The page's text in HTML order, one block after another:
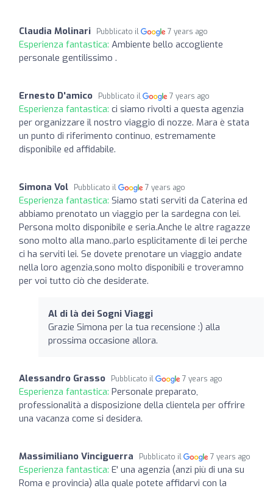
Claudia Molinari Pubblicato il 7 years ago
Esperienza fantastica: Ambiente bello accogliente
personale gentilissimo .
Ernesto D'amico Pubblicato il 7 years ago
Esperienza fantastica: ci siamo rivolti a questa agenzia
per organizzare il nostro viaggio di nozze. Mara è stata
un punto di riferimento continuo, estremamente
disponibile ed affidabile.
Simona Vol Pubblicato il 7 years ago
Esperienza fantastica: Siamo stati serviti da Caterina ed
abbiamo prenotato un viaggio per la sardegna con lei.
Persona molto disponibile e seria.Anche le altre ragazze
sono molto alla mano..parlo esplicitamente di lei perche
ci ha serviti lei. Se dovete prenotare un viaggio andate
nella loro agenzia,sono molto disponibili e troveramno
per voi tutto ciò che desiderate.
Al di là dei Sogni Viaggi
Grazie Simona per la tua recensione :) alla
prossima occasione allora.
Alessandro Grasso Pubblicato il 7 years ago
Esperienza fantastica: Personale preparato,
professionalità a disposizione della clientela per offrire
una vacanza come si desidera.
Massimiliano Vinciguerra Pubblicato il 7 years ago
Esperienza fantastica: E' una agenzia (anzi più di una su
Roma e provincia) alla quale potete affidarvi con la